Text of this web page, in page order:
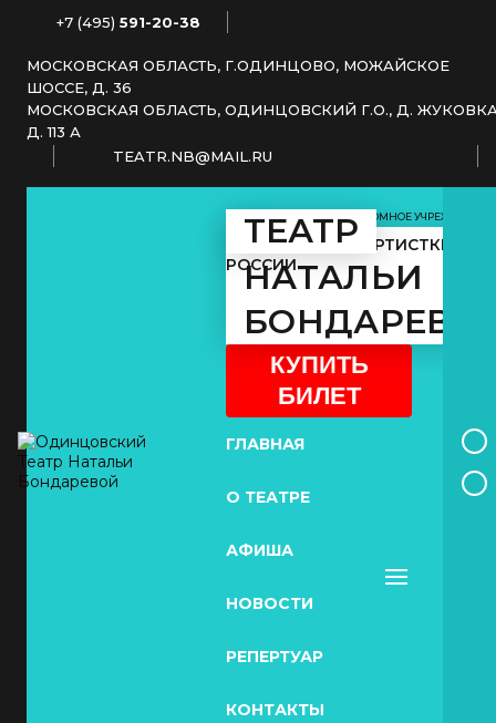
+7 (495) 591-20-38
МОСКОВСКАЯ ОБЛАСТЬ, Г.ОДИНЦОВО, МОЖАЙСКОЕ
ШОССЕ, Д. 36
МОСКОВСКАЯ ОБЛАСТЬ, ОДИНЦОВСКИЙ Г.О., Д.
Д. 113 А
TEATR.NB@MAIL.RU
ТЕАТР
НАТАЛЬИ
МУНИЦИПАЛЬНОЕ АВТОНОМНОЕ УЧРЕЖДЕНИЕ
КУЛЬТУРЫ
ЗАСЛУЖЕННОЙ АРТИСТКИ
РОССИИ
КУПИТЬ
БИЛЕТ
ГЛАВНАЯ
О ТЕАТРЕ
АФИША
НОВОСТИ
РЕПЕРТУАР
КОНТАКТЫ